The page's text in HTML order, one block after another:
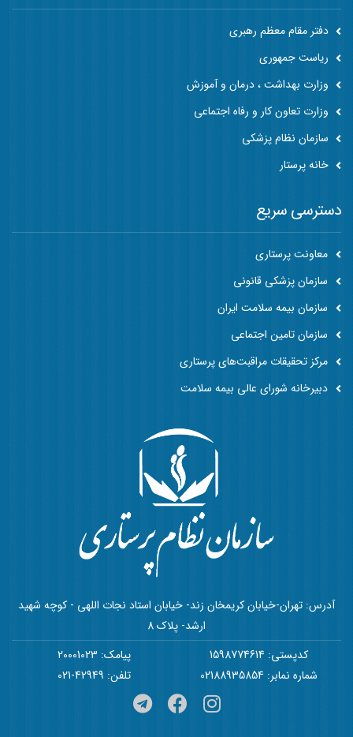
دفتر مقام معظم رهبری
ریاست جمهوری
وزارت بهداشت ، درمان و آموزش
وزارت تعاون کار و رفاه اجتماعی
سازمان نظام پزشکی
خانه پرستار
آدرس: تهران-خیابان کریمخان زند- خیابان استاد نجات اللهی - کوچه شهید
ارشد- پلاک 8
کدپستی: 1598774614
پیامک: 20001023
شماره نمابر: 02188935854
تلفن: 42949-021
دسترسی سریع
معاونت پرستاری
سازمان پزشکی قانونی
سازمان بیمه سلامت ایران
سازمان تامین اجتماعی
مرکز تحقیقات مراقبت‌های پرستاری
دبیرخانه شورای عالی بیمه سلامت